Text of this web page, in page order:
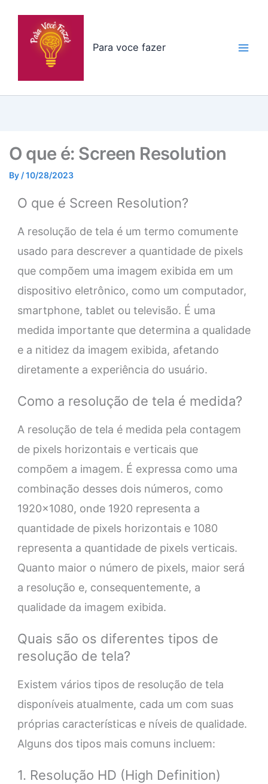
Para voce fazer
O que é: Screen Resolution
By /10/28/2023
O que é Screen Resolution?
A resolução de tela é um termo comumente
usado para descrever a quantidade de pixels
que compõem uma imagem exibida em um
dispositivo eletrônico, como um computador,
smartphone, tablet ou televisão. É uma
medida importante que determina a qualidade
e a nitidez da imagem exibida, afetando
diretamente a experiência do usuário.
Como a resolução de tela é medida?
A resolução de tela é medida pela contagem
de pixels horizontais e verticais que
compõem a imagem. É expressa como uma
combinação desses dois números, como
1920×1080, onde 1920 representa a
quantidade de pixels horizontais e 1080
representa a quantidade de pixels verticais.
Quanto maior o número de pixels, maior será
a resolução e, consequentemente, a
qualidade da imagem exibida.
Quais são os diferentes tipos de
resolução de tela?
Existem vários tipos de resolução de tela
disponíveis atualmente, cada um com suas
próprias características e níveis de qualidade.
Alguns dos tipos mais comuns incluem:
1. Resolução HD (High Definition)